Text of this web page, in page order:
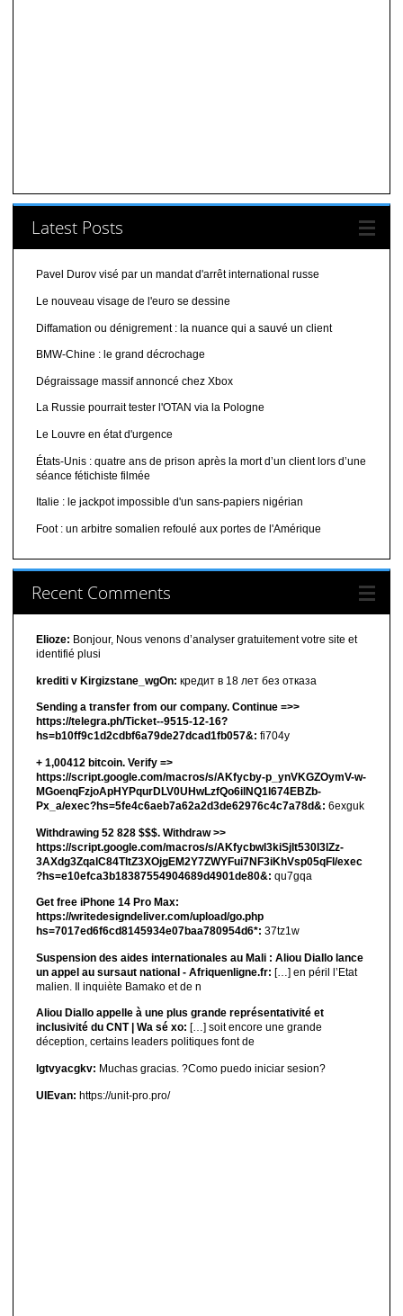
Latest Posts
Pavel Durov visé par un mandat d'arrêt international russe
Le nouveau visage de l'euro se dessine
Diffamation ou dénigrement : la nuance qui a sauvé un client
BMW-Chine : le grand décrochage
Dégraissage massif annoncé chez Xbox
La Russie pourrait tester l'OTAN via la Pologne
Le Louvre en état d'urgence
États-Unis : quatre ans de prison après la mort d’un client lors d’une
séance fétichiste filmée
Italie : le jackpot impossible d'un sans-papiers nigérian
Foot : un arbitre somalien refoulé aux portes de l'Amérique
Recent Comments
Elioze: Bonjour, Nous venons d’analyser gratuitement votre site et
identifié plusi
krediti v Kirgizstane_wgOn: кредит в 18 лет без отказа
Sending a transfer from our company. Continue =>>
https://telegra.ph/Ticket--9515-12-16?
hs=b10ff9c1d2cdbf6a79de27dcad1fb057&: fi704y
+ 1,00412 bitсоin. Verify =>
https://script.google.com/macros/s/AKfycby-p_ynVKGZOymV-w-
MGoenqFzjoApHYPqurDLV0UHwLzfQo6ilNQ1l674EBZb-
Px_a/exec?hs=5fe4c6aeb7a62a2d3de62976c4c7a78d&: 6exguk
Withdrawing 52 828 $$$. Withdrаw >>
https://script.google.com/macros/s/AKfycbwl3kiSjlt530I3lZz-
3AXdg3ZqalC84TltZ3XOjgEM2Y7ZWYFui7NF3iKhVsp05qFl/exec
?hs=e10efca3b18387554904689d4901de80&: qu7gqa
Get free iPhone 14 Pro Max:
https://writedesigndeliver.com/upload/go.php
hs=7017ed6f6cd8145934e07baa780954d6*: 37tz1w
Suspension des aides internationales au Mali : Aliou Diallo lance
un appel au sursaut national - Afriquenligne.fr: […] en péril l’Etat
malien. Il inquiète Bamako et de n
Aliou Diallo appelle à une plus grande représentativité et
inclusivité du CNT | Wa sé xo: […] soit encore une grande
déception, certains leaders politiques font de
lgtvyacgkv: Muchas gracias. ?Como puedo iniciar sesion?
UIEvan: https://unit-pro.pro/